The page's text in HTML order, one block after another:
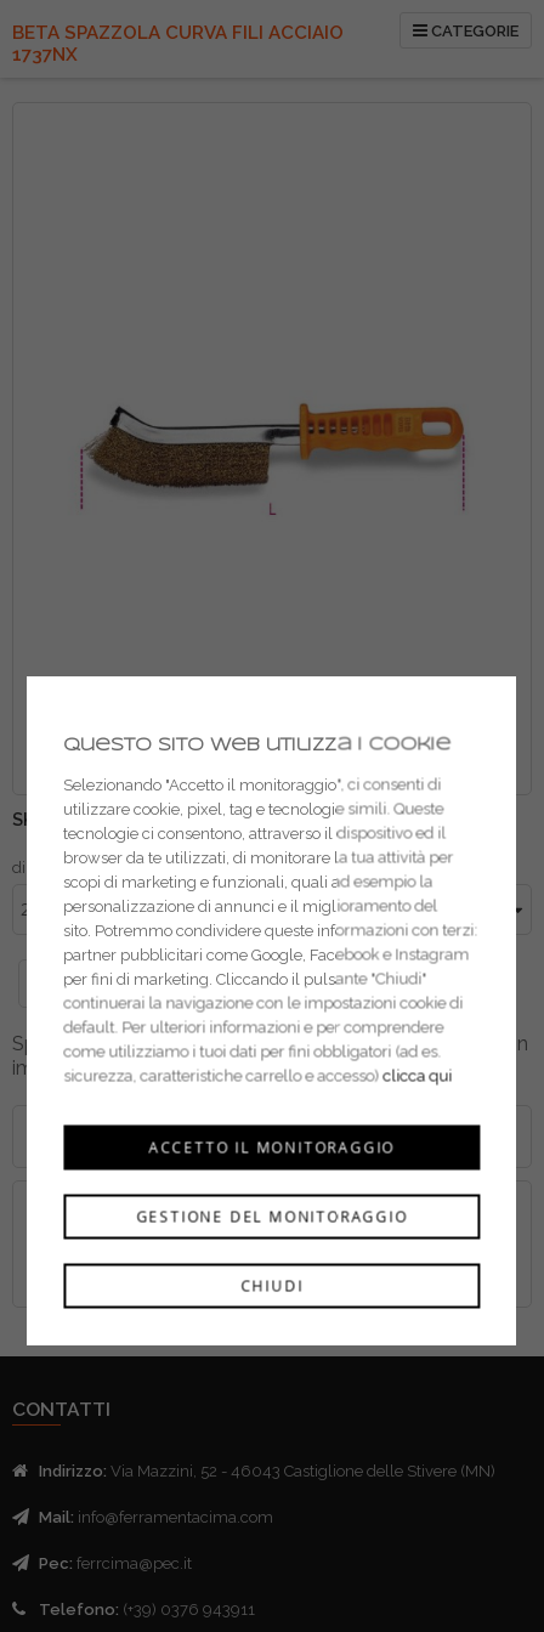
BETA SPAZZOLA CURVA FILI ACCIAIO
1737NX
CATEGORIE
SKU 324-2700
dimensione
Spazzola curva a fili di acciaio ottonato Ø filo 0,3 mm con
impugnatura plastica.
Beta spazzola curva fili acciaio 1737NX
all'inizio
galleria
di
immagini
CONTATTI
Indirizzo: Via Mazzini, 52 - 46043 Castiglione delle Stivere (MN)
Mail: info@ferramentacima.com
Pec: ferrcima@pec.it
Telefono: (+39) 0376 943911
Questo sito web utilizza i cookie
Selezionando "Accetto il monitoraggio", ci consenti di
utilizzare cookie, pixel, tag e tecnologie simili. Queste
tecnologie ci consentono, attraverso il dispositivo ed il
browser da te utilizzati, di monitorare la tua attività per
scopi di marketing e funzionali, quali ad esempio la
personalizzazione di annunci e il miglioramento del
sito. Potremmo condividere queste informazioni con terzi:
partner pubblicitari come Google, Facebook e Instagram
per fini di marketing. Cliccando il pulsante "Chiudi"
continuerai la navigazione con le impostazioni cookie di
default. Per ulteriori informazioni e per comprendere
come utilizziamo i tuoi dati per fini obbligatori (ad es.
sicurezza, caratteristiche carrello e accesso)clicca qui
CHIUDI
GESTIONE DEL MONITORAGGIO
ACCETTO IL MONITORAGGIO